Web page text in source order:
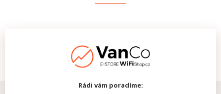
Rádi vám poradíme: